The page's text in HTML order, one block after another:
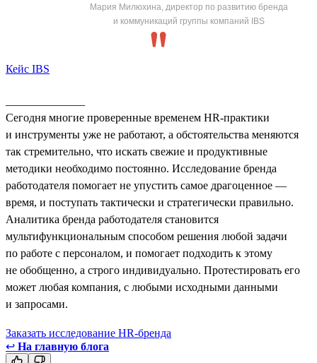
Мария Милюхина, директор по развитию бренда
и коммуникаций группы компаний IBS
Кейс IBS
Сегодня многие проверенные временем HR-практики
и инструменты уже не работают, а обстоятельства меняются
так стремительно, что искать свежие и продуктивные
методики необходимо постоянно. Исследование бренда
работодателя помогает не упустить самое драгоценное —
время, и поступать тактически и стратегически правильно.
Аналитика бренда работодателя становится
мультифункциональным способом решения любой задачи
по работе с персоналом, и помогает подходить к этому
не обобщенно, а строго индивидуально. Протестировать его
может любая компания, с любыми исходными данными
и запросами.
Заказать исследование HR-бренда
↩ На главную блога